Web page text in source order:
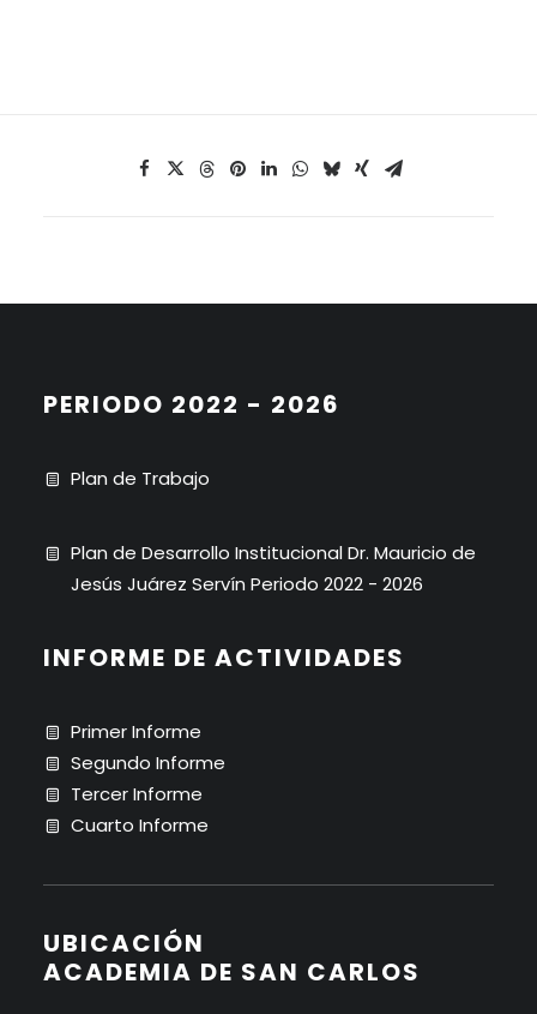
PERIODO 2022 - 2026
Plan de Trabajo
Plan de Desarrollo Institucional Dr. Mauricio de
Jesús Juárez Servín Periodo 2022 - 2026
INFORME DE ACTIVIDADES
Primer Informe
Segundo Informe
Tercer Informe
Cuarto Informe
UBICACIÓN
ACADEMIA DE SAN CARLOS